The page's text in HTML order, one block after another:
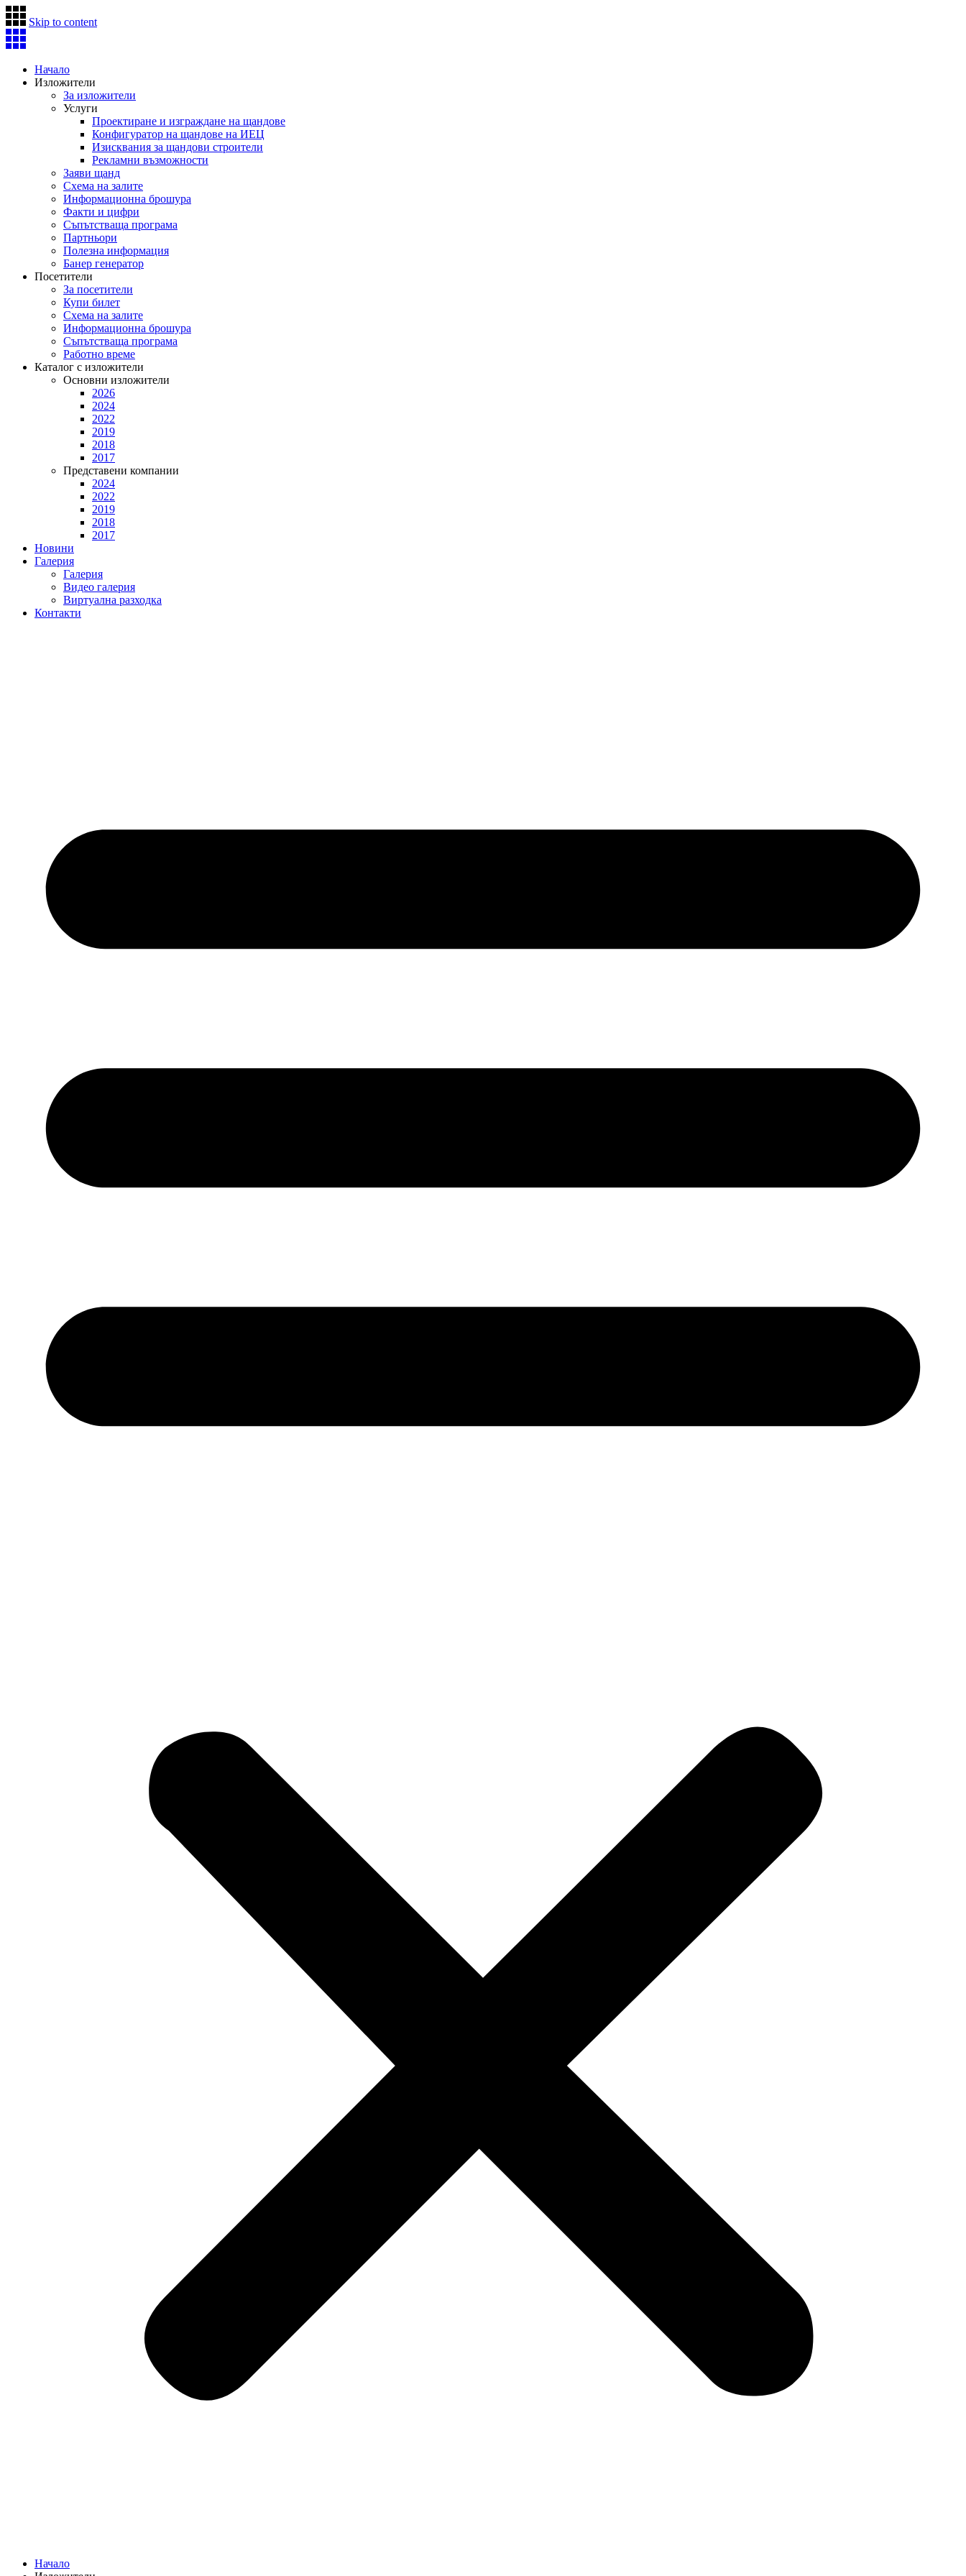
Skip to content
Начало
Изложители
За изложители
Услуги
Проектиране и изграждане на щандове
Конфигуратор на щандове на ИЕЦ
Изисквания за щандови строители
Рекламни възможности
Заяви щанд
Схема на залите
Информационна брошура
Факти и цифри
Съпътстваща програма
Партньори
Полезна информация
Банер генератор
Посетители
За посетители
Купи билет
Схема на залите
Информационна брошура
Съпътстваща програма
Работно време
Каталог с изложители
Основни изложители
2026
2024
2022
2019
2018
2017
Представени компании
2024
2022
2019
2018
2017
Новини
Галерия
Галерия
Видео галерия
Виртуална разходка
Контакти
Начало